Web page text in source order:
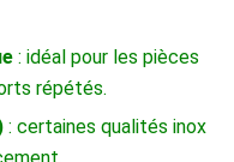
: idéal pour les pièces
répétés.
: certaines qualités inox